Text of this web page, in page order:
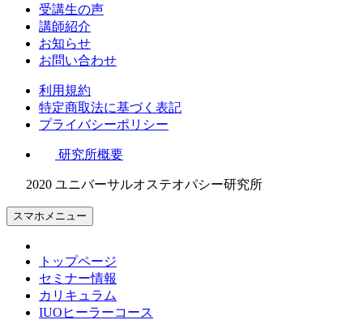
受講生の声
講師紹介
お知らせ
お問い合わせ
利用規約
特定商取法に基づく表記
プライバシーポリシー
研究所概要
2020 ユニバーサルオステオパシー研究所
スマホメニュー
トップページ
セミナー情報
カリキュラム
IUOヒーラーコース